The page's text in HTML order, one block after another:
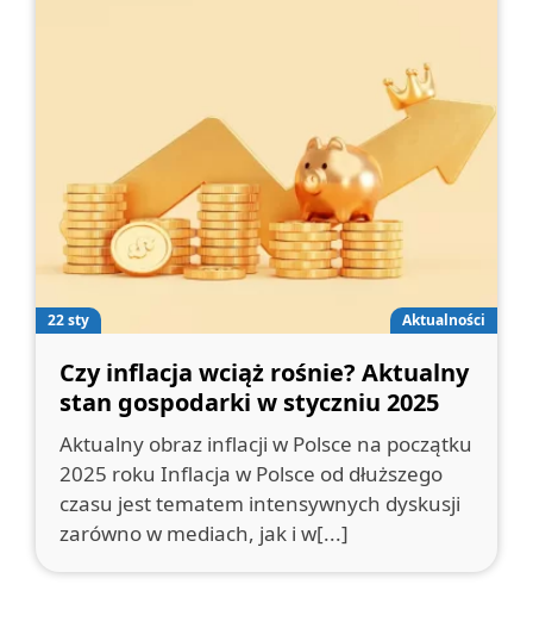
22 sty Aktualności
Czy inflacja wciąż rośnie? Aktualny
stan gospodarki w styczniu 2025
Aktualny obraz inflacji w Polsce na początku
2025 roku Inflacja w Polsce od dłuższego
czasu jest tematem intensywnych dyskusji
zarówno w mediach, jak i w[...]